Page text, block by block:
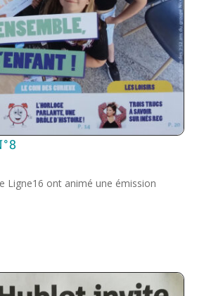
Ligne16 ont animé une émission